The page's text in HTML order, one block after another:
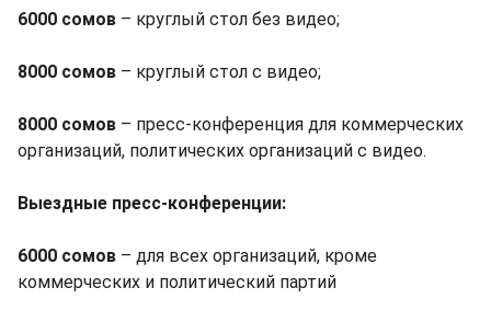
6000 сомов – круглый стол без видео;
8000 сомов – круглый стол с видео;
8000 сомов – пресс-конференция для коммерческих
организаций, политических организаций с видео.
Выездные пресс-конференции:
6000 сомов – для всех организаций, кроме
коммерческих и политический партий